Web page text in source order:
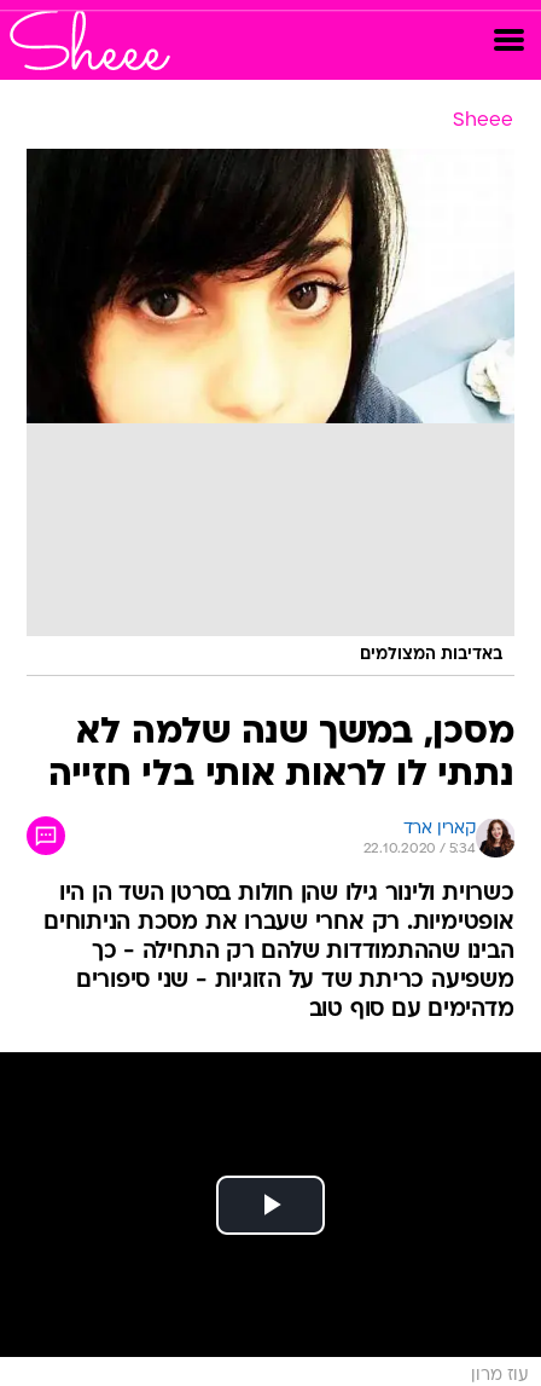
Sheee
באדיבות המצולמים
מסכן, במשך שנה שלמה לא
נתתי לו לראות אותי בלי חזייה
קארין ארד
22.10.2020 / 5:34
כשרוית ולינור גילו שהן חולות בסרטן השד הן היו
אופטימיות. רק אחרי שעברו את מסכת הניתוחים
הבינו שההתמודדות שלהם רק התחילה - כך
משפיעה כריתת שד על הזוגיות - שני סיפורים
מדהימים עם סוף טוב
עוז מרון